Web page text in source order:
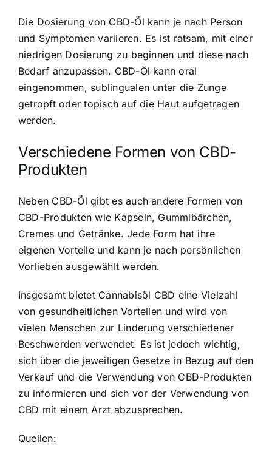
Die Dosierung von CBD-Öl kann je nach Person
und Symptomen variieren. Es ist ratsam, mit einer
niedrigen Dosierung zu beginnen und diese nach
Bedarf anzupassen. CBD-Öl kann oral
eingenommen, sublingualen unter die Zunge
getropft oder topisch auf die Haut aufgetragen
werden.
Verschiedene Formen von CBD-
Produkten
Neben CBD-Öl gibt es auch andere Formen von
CBD-Produkten wie Kapseln, Gummibärchen,
Cremes und Getränke. Jede Form hat ihre
eigenen Vorteile und kann je nach persönlichen
Vorlieben ausgewählt werden.
Insgesamt bietet Cannabisöl CBD eine Vielzahl
von gesundheitlichen Vorteilen und wird von
vielen Menschen zur Linderung verschiedener
Beschwerden verwendet. Es ist jedoch wichtig,
sich über die jeweiligen Gesetze in Bezug auf den
Verkauf und die Verwendung von CBD-Produkten
zu informieren und sich vor der Verwendung von
CBD mit einem Arzt abzusprechen.
Quellen: